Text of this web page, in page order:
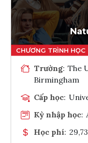
Trường: The
Birmingham
Cấp học:
Kỳ nhập học:
Học phí: